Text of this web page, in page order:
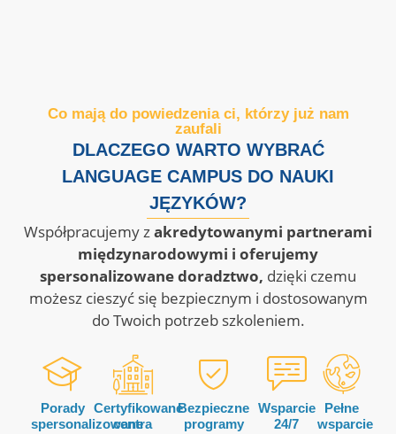
Co mają do powiedzenia ci, którzy już nam
zaufali
DLACZEGO WARTO WYBRAĆ
LANGUAGE CAMPUS DO NAUKI
JĘZYKÓW?
Współpracujemy zakredytowanymi partnerami
międzynarodowymi i oferujemy
spersonalizowane doradztwo, dzięki czemu
możesz cieszyć się bezpiecznym i dostosowanym
do Twoich potrzeb szkoleniem.
Porady
spersonalizowane
Certyfikowane
centra
Bezpieczne
programy
Wsparcie
24/7
Pełne
wsparcie